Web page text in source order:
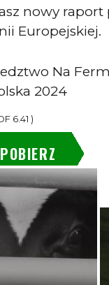
nowy
Europejskiej.
Na
2024
6.41 )
POBIERZ